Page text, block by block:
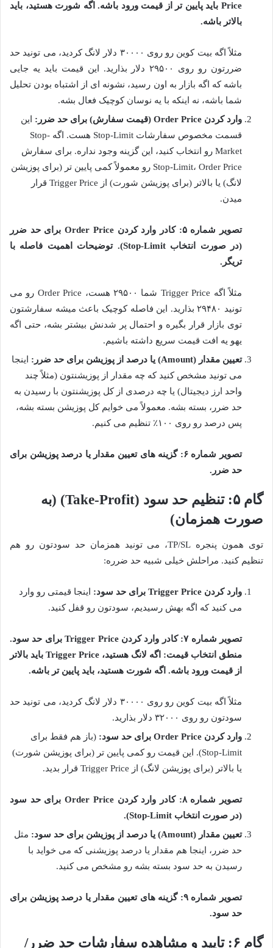
Price باید پایین تر از قیمت ورود باشه. اگه شورت هستید، باید
بالاتر باشه.
مثلاً اگه بیت کوین رو روی ۳۰۰۰۰ دلار لانگ کردید، می تونید حد
ضررتون رو روی ۲۹۵۰۰ دلار بذارید. این قیمت باید یه جایی
باشه که اگه بازار به اون رسید، نشونه ای از اشتباه بودن تحلیل
شما باشه، نه اینکه با یه نوسان کوچیک فعال بشه.
وارد کردن Order Price (قیمت سفارش) برای حد ضرر:
این
قسمت مخصوص سفارشات Stop-Limit هست. اگه Stop-
Market رو انتخاب کنید، این گزینه وجود نداره. برای سفارش
Stop-Limit، Order Price رو معمولاً کمی پایین تر (برای پوزیشن
لانگ) یا بالاتر (برای پوزیشن شورت) از Trigger Price قرار
میدن.
تصویر شماره ۵: کادر وارد کردن Order Price برای حد ضرر
(در صورت انتخاب Stop-Limit). توضیحات اهمیت فاصله با
تریگر.
مثلاً اگه Trigger Price شما ۲۹۵۰۰ هست، Order Price رو می
تونید ۲۹۴۸۰ بذارید. این فاصله کوچیک باعث میشه سفارشتون
توی بازار قرار بگیره و احتمال پر شدنش بیشتر بشه، حتی اگه
یهو یه افت قیمت سریع داشته باشیم.
تعیین مقدار (Amount) یا درصد از پوزیشن برای حد ضرر:
اینجا
می تونید مشخص کنید که چه مقدار از پوزیشنتون (مثلاً چند
واحد ارز دیجیتال) یا چه درصدی از کل پوزیشنتون با رسیدن به
حد ضرر، بسته بشه. معمولاً می خوایم کل پوزیشن بسته بشه،
پس درصد رو روی ۱۰۰٪ تنظیم می کنیم.
تصویر شماره ۶: گزینه های تعیین مقدار یا درصد پوزیشن برای
حد ضرر.
گام ۵: تنظیم حد سود (Take-Profit) (به
صورت همزمان)
توی همون پنجره TP/SL، می تونید همزمان حد سودتون رو هم
تنظیم کنید. مراحلش خیلی شبیه حد ضرره:
وارد کردن Trigger Price برای حد سود:
اینجا قیمتی رو وارد
می کنید که اگه بهش رسیدیم، سودتون رو قفل کنید.
تصویر شماره ۷: کادر وارد کردن Trigger Price برای حد سود.
منطق انتخاب قیمت: اگه لانگ هستید، Trigger Price باید بالاتر
از قیمت ورود باشه. اگه شورت هستید، باید پایین تر باشه.
مثلاً اگه بیت کوین رو روی ۳۰۰۰۰ دلار لانگ کردید، می تونید حد
سودتون رو روی ۳۲۰۰۰ دلار بذارید.
وارد کردن Order Price برای حد سود:
(باز هم فقط برای
Stop-Limit). این قیمت رو کمی پایین تر (برای پوزیشن شورت)
یا بالاتر (برای پوزیشن لانگ) از Trigger Price قرار بدید.
تصویر شماره ۸: کادر وارد کردن Order Price برای حد سود
(در صورت انتخاب Stop-Limit).
تعیین مقدار (Amount) یا درصد از پوزیشن برای حد سود:
مثل
حد ضرر، اینجا هم مقدار یا درصد پوزیشنی که می خواید با
رسیدن به حد سود بسته بشه رو مشخص می کنید.
تصویر شماره ۹: گزینه های تعیین مقدار یا درصد پوزیشن برای
حد سود.
گام ۶: تایید و مشاهده سفارشات حد ضرر/